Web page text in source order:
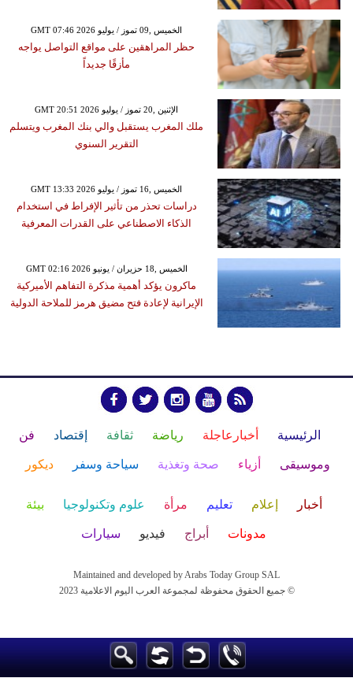
GMT 07:46 2026 الخميس ,09 تموز / يوليو
حظر المراهقين على مواقع التواصل يواجه
مأزقًا جديداً
GMT 20:51 2026 الإثنين ,20 تموز / يوليو
ملك المغرب يستقبل والي بنك المغرب ويتسلم
التقرير السنوي
GMT 13:33 2026 الخميس ,16 تموز / يوليو
دراسات تحذر من تأثير الإفراط في استخدام
الذكاء الاصطناعي على القدرات المعرفية
GMT 02:16 2026 الخميس ,18 حزيران / يونيو
ماكرون يؤكد أهمية مذكرة التفاهم الأميركية
الإيرانية لإعادة فتح مضيق هرمز للملاحة الدولية
الرئيسية أخبارعاجلة رياضة ثقافة إقتصاد فن
وموسيقى أزياء صحة وتغذية سياحة وسفر ديكور
أخبار إعلام تعليم مرأة علوم وتكنولوجيا بيئة
مدونات أبراج فيديو سيارات
Maintained and developed by Arabs Today Group SAL
جميع الحقوق محفوظة لمجموعة العرب اليوم الاعلامية 2023 ©